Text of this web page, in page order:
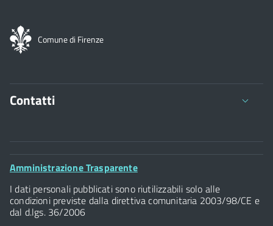
Comune di Firenze
Contatti
Comune di Firenze
Palazzo Vecchio
Piazza della Signoria - 50122, Firenze
P.IVA 01307110484
Footer
Amministrazione Trasparente
I dati personali pubblicati sono riutilizzabili solo alle
condizioni previste dalla direttiva comunitaria 2003/98/CE e
dal d.lgs. 36/2006